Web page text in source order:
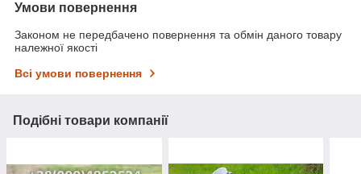
Умови повернення
Законом не передбачено повернення та обмін даного товару
належної якості
Всі умови повернення
Подібні товари компанії